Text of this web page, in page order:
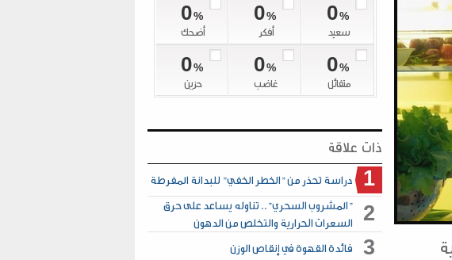
0%
أضحك
0%
أفكر
0%
سعيد
0%
حزين
0%
غاضب
0%
متفائل
ذات علاقة
1 دراسة تحذر من "الخطر الخفي" للبدانة المفرطة
2
"المشروب السحري".. تناوله يساعد على حرق
السعرات الحرارية والتخلص من الدهون
3 فائدة القهوة في إنقاص الوزن